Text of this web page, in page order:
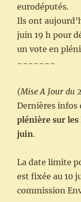
eurodéputés.
Ils ont
juin 19 h pour
un vote en
~~~~~~~
(Mise A Jour du
Dernières infos
plénière sur les
juin.
La date limite
est fixée au 10
commission